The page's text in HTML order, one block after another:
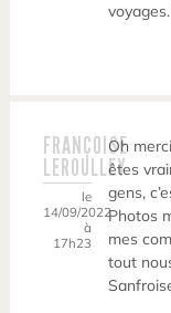
FRANÇOISE
LEROULLEY
le
14/09/2022
à
17h23
Oh
êtes
gens,
Photos
mes
tout